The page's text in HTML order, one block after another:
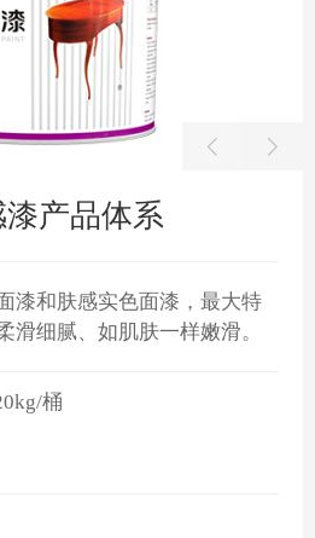
产品体系
漆和肤感实色面漆，最大特
滑细腻、如肌肤一样嫩滑。
桶